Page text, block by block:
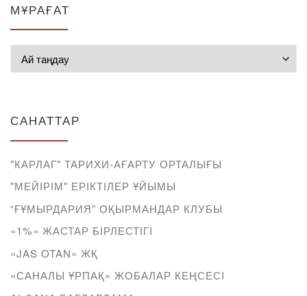
МҰРАҒАТ
САНАТТАР
"КАРЛАГ" ТАРИХИ-АҒАРТУ ОРТАЛЫҒЫ
"МЕЙІРІМ" ЕРІКТІЛЕР ҰЙЫМЫ
“ҒҰМЫРДАРИЯ” ОҚЫРМАНДАР КЛУБЫ
«1%» ЖАСТАР БІРЛЕСТІГІ
«JAS OTAN» ЖҚ
«САНАЛЫ ҰРПАҚ» ЖОБАЛАР КЕҢСЕСІ